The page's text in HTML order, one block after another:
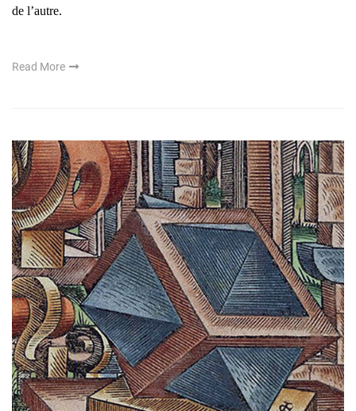
de l’autre.
Read More